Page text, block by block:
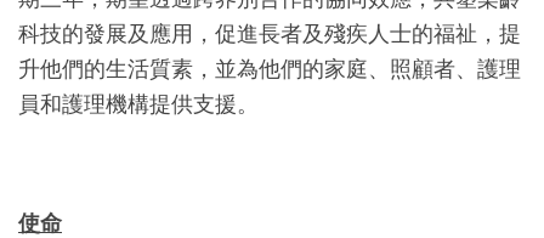
科技的發展及應用，促進長者及殘疾人士的福祉，提
升他們的生活質素，並為他們的家庭、照顧者、護理
員和護理機構提供支援。
使命